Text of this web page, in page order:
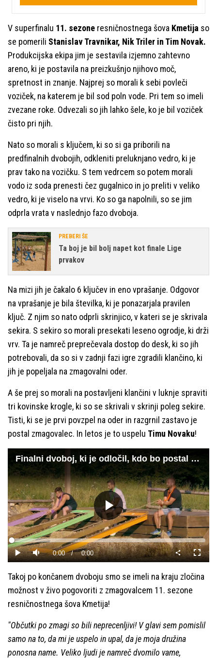
V superfinalu 11. sezone resničnostnega šova Kmetija so
se pomerili Stanislav Travnikar, Nik Triler in Tim Novak.
Produkcijska ekipa jim je sestavila izjemno zahtevno
areno, ki je postavila na preizkušnjo njihovo moč,
spretnost in znanje. Najprej so morali k sebi povleči
voziček, na katerem je bil sod poln vode. Pri tem so imeli
zvezane roke. Odvezali so jih lahko šele, ko je bil voziček
čisto pri njih.
Nato so morali s ključem, ki so si ga priborili na
predfinalnih dvobojih, odkleniti preluknjano vedro, ki je
prav tako na vozičku. S tem vedrcem so potem morali
vodo iz soda prenesti čez gugalnico in jo preliti v veliko
vedro, ki je viselo na vrvi. Ko so ga napolnili, so se jim
odprla vrata v naslednjo fazo dvoboja.
PREBERI ŠE
Ta boj je bil bolj napet kot finale Lige
prvakov
Na mizi jih je čakalo 6 ključev in eno vprašanje. Odgovor
na vprašanje je bila številka, ki je ponazarjala pravilen
ključ. Z njim so nato odprli skrinjico, v kateri se je skrivala
sekira. S sekiro so morali presekati leseno ogrodje, ki drži
vrv. Ta je namreč preprečevala dostop do desk, ki so jih
potrebovali, da so si v zadnji fazi igre zgradili klančino, ki
jih je popeljala na zmagovalni oder.
A še prej so morali na postavljeni klančini v luknje spraviti
tri kovinske krogle, ki so se skrivali v skrinji poleg sekire.
Tisti, ki se je prvi povzpel na oder in razgrnil zastavo je
postal zmagovalec. In letos je to uspelu Timu Novaku!
Finalni dvoboj, ki je odločil, kdo bo postal bogatejši za 50.000 evrov
Predvajaj
Predvajaj
Tiho Current
Time
0:00 / Duration
0:00
Loaded:
0%
način
Takoj po končanem dvoboju smo se imeli na kraju zločina
možnost v živo pogovoriti z zmagovalcem 11. sezone
resničnostnega šova Kmetija!
"Občutki po zmagi so bili neprecenljivi! V glavi sem pomislil
samo na to, da mi je uspelo in upal, da je moja družina
ponosna name. Veliko ljudi je namreč dvomilo vame,